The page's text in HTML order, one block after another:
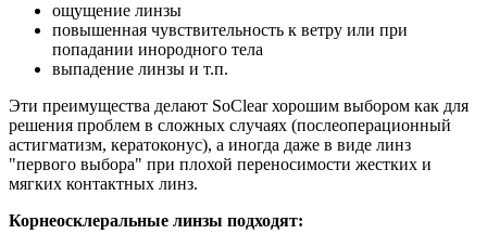
ощущение линзы
повышенная чувствительность к ветру или при
попадании инородного тела
выпадение линзы и т.п.
Эти преимущества делают SoClear хорошим выбором как для
решения проблем в сложных случаях (послеоперационный
астигматизм, кератоконус), а иногда даже в виде линз
"первого выбора" при плохой переносимости жестких и
мягких контактных линз.
Корнеосклеральные линзы подходят: